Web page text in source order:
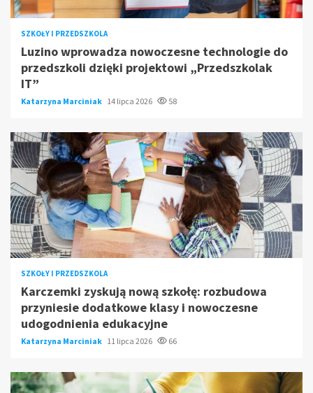
SZKOŁY I PRZEDSZKOLA
Luzino wprowadza nowoczesne technologie do
przedszkoli dzięki projektowi „Przedszkolak
IT”
Katarzyna Marciniak 14 lipca 2026 58
SZKOŁY I PRZEDSZKOLA
Karczemki zyskują nową szkołę: rozbudowa
przyniesie dodatkowe klasy i nowoczesne
udogodnienia edukacyjne
Katarzyna Marciniak 11 lipca 2026 66